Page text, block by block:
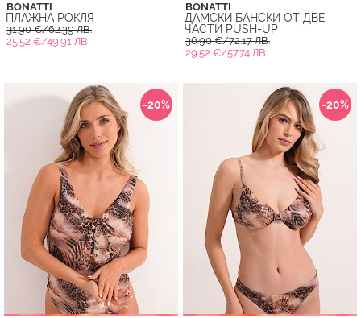
BONATTI
ПЛАЖНА РОКЛЯ
31.90 €/62.39 ЛВ.
25.52 €/49.91 ЛВ.
BONATTI
ДАМСКИ БАНСКИ ОТ ДВЕ
ЧАСТИ PUSH-UP
36.90 €/72.17 ЛВ.
29.52 €/57.74 ЛВ.
-20% -20%